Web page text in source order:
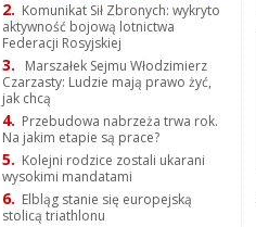
2. Komunikat Sił Zbronych: wykryto
aktywność bojową lotnictwa
Federacji Rosyjskiej
3.
Marszałek Sejmu Włodzimierz
Czarzasty: Ludzie mają prawo żyć,
jak chcą
4. Przebudowa nabrzeża trwa rok.
Na jakim etapie są prace?
5. Kolejni rodzice zostali ukarani
wysokimi mandatami
6. Elbląg stanie się europejską
stolicą triathlonu